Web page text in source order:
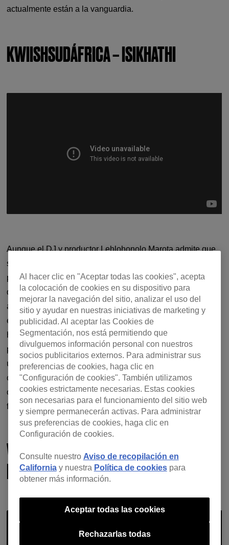
actualmente están a la vanguardia.
KWIISHSUDÁFRICA – ISIKHATHI
Aunque el DJ y productor Lehlohonolo Marota admite que
su primer éxito, “Isikhathi”, puede que no haya sido la
primera canción de amapiano de este estilo, fue un punto
de inflexión influyente para el movimiento. Con el
amapiano en auge en el momento de su lanzamiento,
especialmente la variante vocal, esta canción sin pulir, que
hace vibrar el pecho, rompió el underground y se hizo
popular en los canales de distribución digital del
underground, así como en la radio y la televisión
convencionales. A partir de entonces, este estilo fue
conocido como amapiano “gong gong”, en parte por la
fuerza con la que golpean bassline y drums.
VIGRO DEEP - UNTOLD STORIES (PHELI
BASS MIX)
Al hacer clic en "Aceptar todas las cookies", acepta
la colocación de cookies en su dispositivo para
mejorar la navegación del sitio, analizar el uso del
sitio y ayudar en nuestras iniciativas de marketing y
publicidad. Al aceptar las Cookies de
Segmentación, nos está permitiendo que
divulguemos información personal con nuestros
socios publicitarios externos. Para administrar sus
preferencias de cookies, haga clic en
"Configuración de cookies". También utilizamos
cookies estrictamente necesarias. Estas cookies
son necesarias para el funcionamiento del sitio web
y siempre permanecerán activas. Para administrar
sus preferencias de cookies, haga clic en
Configuración de cookies.
Consulte nuestro Aviso de recopilación en
Californiay nuestra Política de cookiespara
obtener más información.
Rechazarlas todas
Aceptar todas las cookies